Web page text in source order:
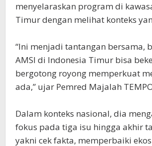
menyelaraskan program di
Timur dengan melihat konteks
“Ini menjadi tantangan bersama,
AMSI di Indonesia Timur bisa
bergotong royong memperkuat
ada,” ujar Pemred Majalah
Dalam konteks nasional, dia
fokus pada tiga isu hingga akhir
yakni cek fakta, memperbaiki